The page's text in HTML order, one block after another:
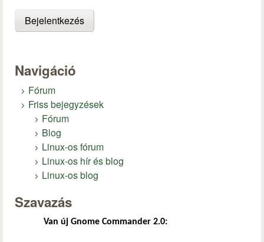
Navigáció
Fórum
Friss bejegyzések
Fórum
Blog
Linux-os fórum
Linux-os hír és blog
Linux-os blog
Szavazás
Van új Gnome Commander 2.0: